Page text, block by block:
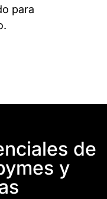
para
de
y